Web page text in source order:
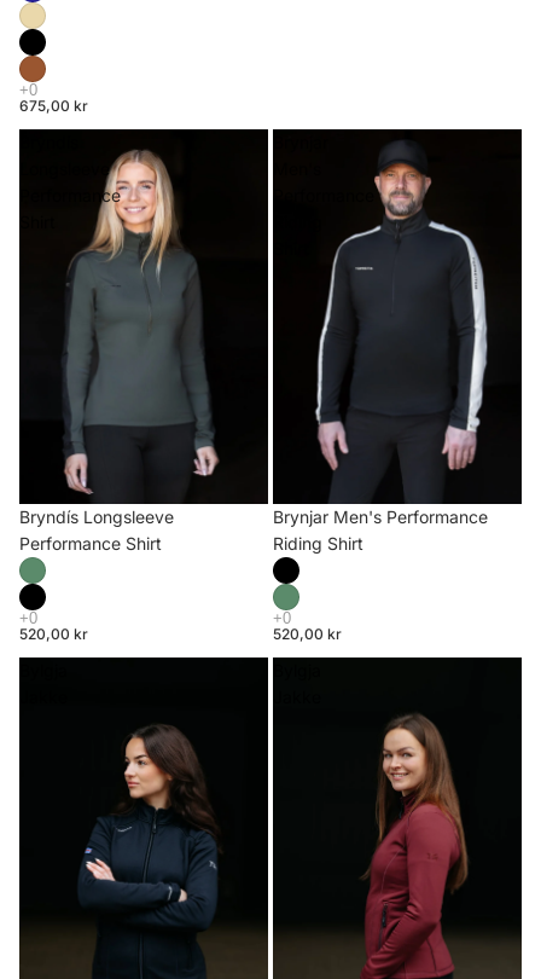
675,00 kr
Longsleeve
Performance
Bryndís Longsleeve
Performance Shirt
520,00 kr
Brynjar Men's Performance
Riding Shirt
520,00 kr